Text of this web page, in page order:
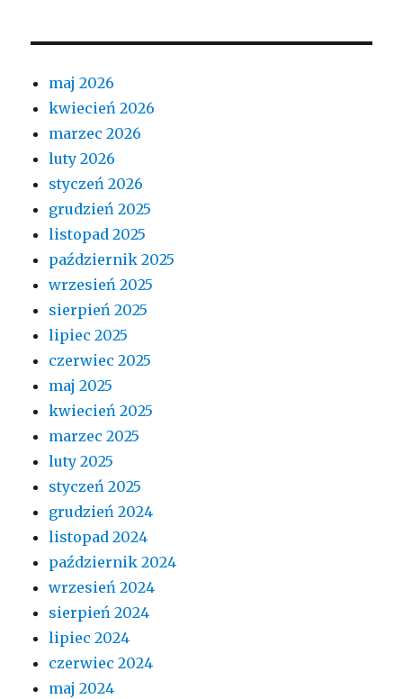
maj 2026
kwiecień 2026
marzec 2026
luty 2026
styczeń 2026
grudzień 2025
listopad 2025
październik 2025
wrzesień 2025
sierpień 2025
lipiec 2025
czerwiec 2025
maj 2025
kwiecień 2025
marzec 2025
luty 2025
styczeń 2025
grudzień 2024
listopad 2024
październik 2024
wrzesień 2024
sierpień 2024
lipiec 2024
czerwiec 2024
maj 2024